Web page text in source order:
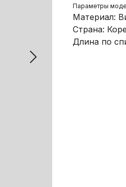
Параметры
Материал:
Страна:
Длина по